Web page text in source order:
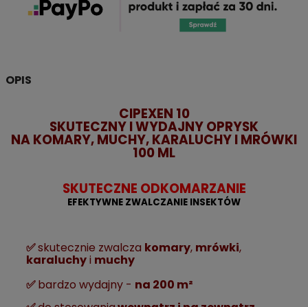
OPIS
CIPEXEN 10
SKUTECZNY I WYDAJNY OPRYSK
NA KOMARY, MUCHY, KARALUCHY I MRÓWKI
100 ML
SKUTECZNE ODKOMARZANIE
EFEKTYWNE ZWALCZANIE INSEKTÓW
✅skutecznie zwalcza komary, mrówki,
karaluchyi muchy
✅bardzo wydajny - na 200 m²